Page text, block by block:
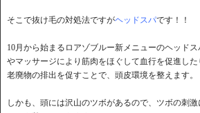
そこで抜け毛の対処法ですがヘッドスパです！！
10月から始まるロアゾブルー新メニューのヘッド
やマッサージにより筋肉をほぐして血行を促進し
老廃物の排出を促すことで、頭皮環境を整えます。
しかも、頭には沢山のツボがあるので、ツボの刺